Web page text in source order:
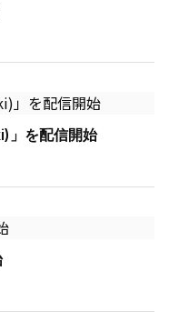
」を配信開始